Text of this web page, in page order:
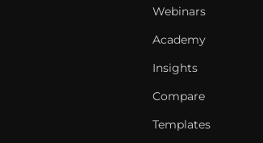
Webinars
Academy
Insights
Compare
Templates